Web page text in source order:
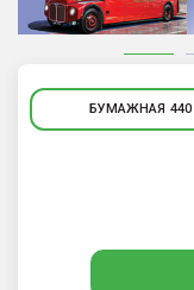
БУМАЖНАЯ 440